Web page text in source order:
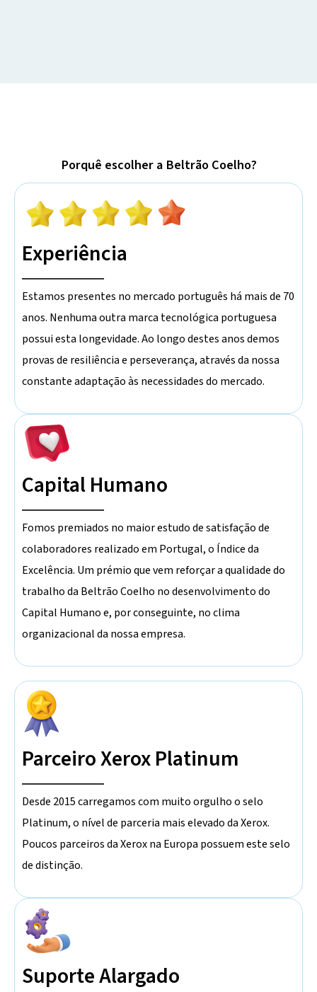
Porquê escolher a Beltrão Coelho?
Experiência
Estamos presentes no mercado português há mais de 70
anos. Nenhuma outra marca tecnológica portuguesa
possui esta longevidade. Ao longo destes anos demos
provas de resiliência e perseverança, através da nossa
constante adaptação às necessidades do mercado.
Capital Humano
Fomos premiados no maior estudo de satisfação de
colaboradores realizado em Portugal, o Índice da
Excelência. Um prémio que vem reforçar a qualidade do
trabalho da Beltrão Coelho no desenvolvimento do
Capital Humano e, por conseguinte, no clima
organizacional da nossa empresa.
Parceiro Xerox Platinum
Desde 2015 carregamos com muito orgulho o selo
Platinum, o nível de parceria mais elevado da Xerox.
Poucos parceiros da Xerox na Europa possuem este selo
de distinção.
Suporte Alargado